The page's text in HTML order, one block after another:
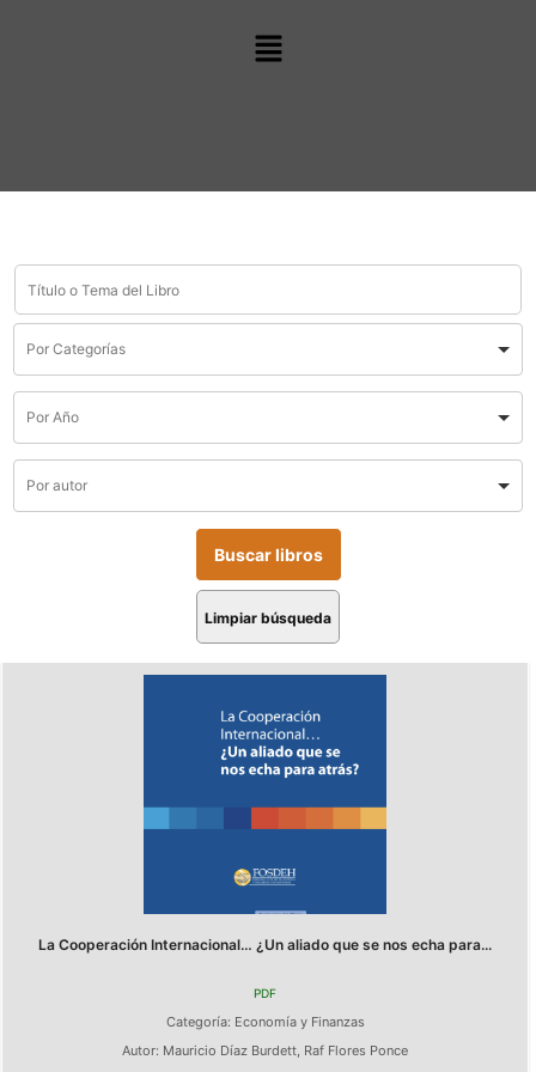
Limpiar búsqueda
La Cooperación Internacional… ¿Un aliado que se nos echa para...
PDF
Categoría: Economía y Finanzas
Autor: Mauricio Díaz Burdett, Raf Flores Ponce